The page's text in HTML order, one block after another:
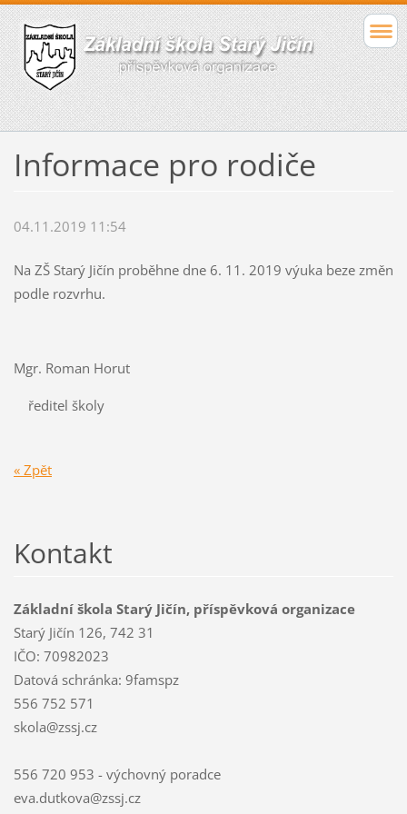
Informace pro rodiče
04.11.2019 11:54
Na ZŠ Starý Jičín proběhne dne 6. 11. 2019 výuka beze změn
podle rozvrhu.
Mgr. Roman Horut
ředitel školy
« Zpět
Kontakt
Základní škola Starý Jičín, příspěvková organizace
Starý Jičín 126, 742 31
IČO: 70982023
Datová schránka: 9famspz
556 752 571
skola@zssj.cz
556 720 953 - výchovný poradce
eva.dutkova@zssj.cz